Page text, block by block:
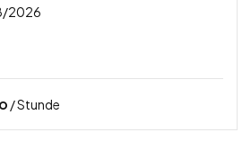
2026
/ Stunde